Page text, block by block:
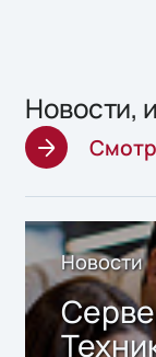
Новости,
Новости